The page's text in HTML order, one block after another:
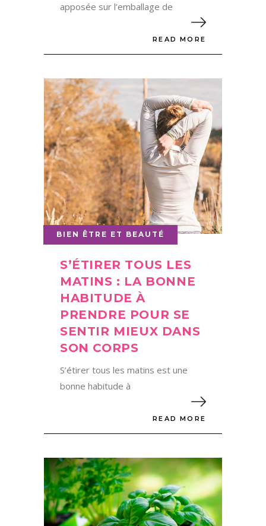
apposée sur l’emballage de
READ MORE
BIEN ÊTRE ET BEAUTÉ
S’ÉTIRER TOUS LES
MATINS : LA BONNE
HABITUDE À
PRENDRE POUR SE
SENTIR MIEUX DANS
SON CORPS
S’étirer tous les matins est une
bonne habitude à
READ MORE